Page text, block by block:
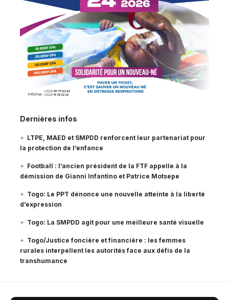
Dernières infos
LTPE, MAED et SMPDD renforcent leur partenariat pour
la protection de l’enfance
Football : l’ancien président de la FTF appelle à la
démission de Gianni Infantino et Patrice Motsepe
Togo: Le PPT dénonce une nouvelle atteinte à la liberté
d’expression
Togo: La SMPDD agit pour une meilleure santé visuelle
Togo/Justice foncière et financière : les femmes
rurales interpellent les autorités face aux défis de la
transhumance